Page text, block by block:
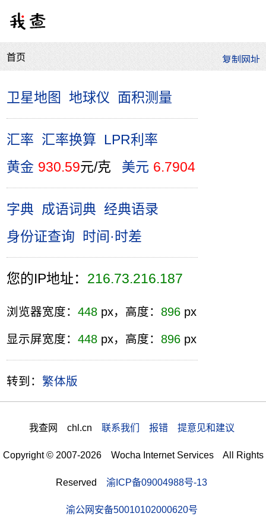
首页
卫星地图 地球仪 面积测量
汇率 汇率换算 LPR利率
黄金 930.59元/克 美元 6.7904
字典 成语词典 经典语录
身份证查询
时间·时差
您的IP地址： 216.73.216.187
浏览器宽度：448 px，高度： 896 px
显示屏宽度：448 px，高度： 896 px
转到：繁体版
我查网 chl.cn 联系我们 报错 提意见和建议
Copyright © 2007-2026 Wocha Internet Services All Rights
Reserved 渝ICP备09004988号-13
渝公网安备50010102000620号